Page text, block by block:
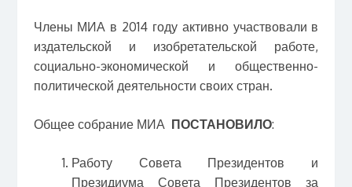
Члены МИА в 2014 году активно участвовали в
издательской и изобретательской работе,
социально-экономической и общественно-
политической деятельности своих стран.
Общее собрание МИА ПОСТАНОВИЛО:
Работу Совета Президентов и
Президиума Совета Президентов за